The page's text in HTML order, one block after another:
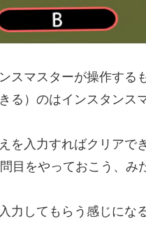
マスターが操作する
る）のはインスタンス
を入力すればクリアで
目をやっておこう、み
力してもらう感じにな